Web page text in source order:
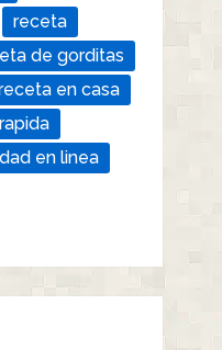
receta
de gorditas
en casa
en linea